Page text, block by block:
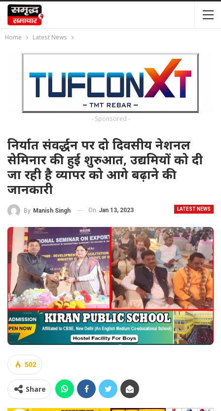
Home Latest News
- Sponsored -
निर्यात संवर्द्धन पर दो दिवसीय नेशनल
सेमिनार की हुई शुरुआत, उद्यमियों को दी
जा रही है व्यापर को आगे बढ़ाने की
जानकारी
LATEST NEWS
By Manish Singh On Jan 13, 2023
502
Share